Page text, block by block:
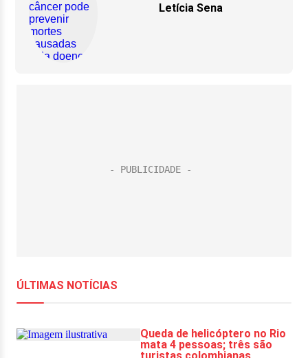
Letícia Sena